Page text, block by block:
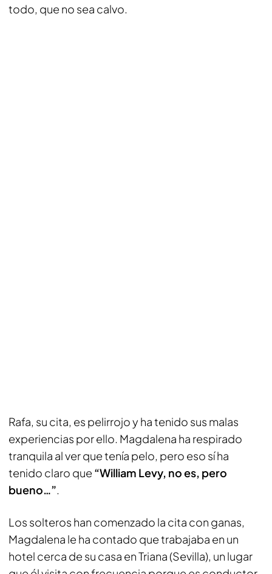
todo, que no sea calvo.
Rafa, su cita, es pelirrojo y ha tenido sus malas
experiencias por ello. Magdalena ha respirado
tranquila al ver que tenía pelo, pero eso sí ha
tenido claro que “William Levy, no es, pero
bueno…”.
Los solteros han comenzado la cita con ganas,
Magdalena le ha contado que trabajaba en un
hotel cerca de su casa en Triana (Sevilla), un lugar